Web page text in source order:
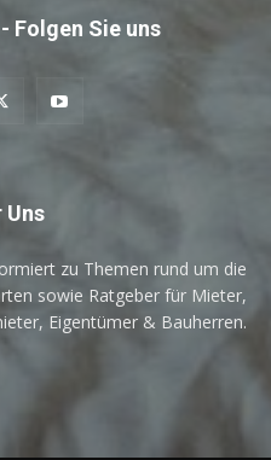
Folgen Sie uns
Uns
zu Themen rund um die
sowie Ratgeber für Mieter,
Eigentümer & Bauherren.